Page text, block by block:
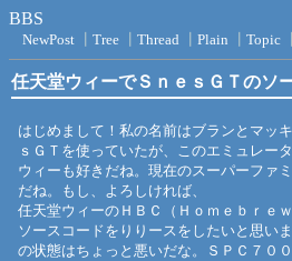
BBS
NewPost Tree Thread Plain Topic
任天堂ウィーでＳｎｅｓＧＴのソ
はじめまして！私の名前はブランとマッ
ｓＧＴを使っていたが、このエミュレ
ウィーも好きだね。現在のスーパーファ
だね。もし、よろしければ、
任天堂ウィーのＨＢＣ（Ｈｏｍｅｂｒ
ソースコードをりりースをしたいと思
の状態はちょっと悪いだな。ＳＰＣ７０